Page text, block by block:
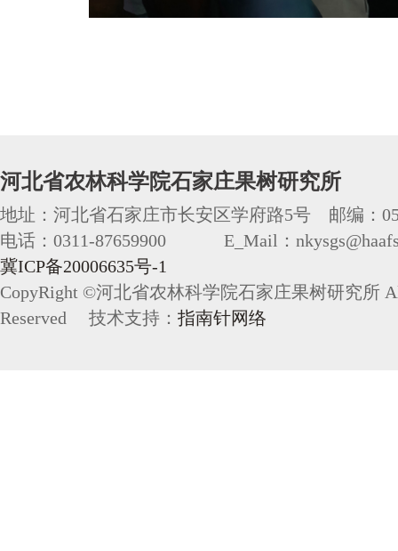
河北省农林科学院石家庄果树研究所
地址：河北省石家庄市长安区学府路5号 邮编：
电话：0311-87659900 E_Mail：
冀ICP备20006635号-1
CopyRight ©河北省农林科学院石家庄果树研究所
Reserved 技术支持： 指南针网络